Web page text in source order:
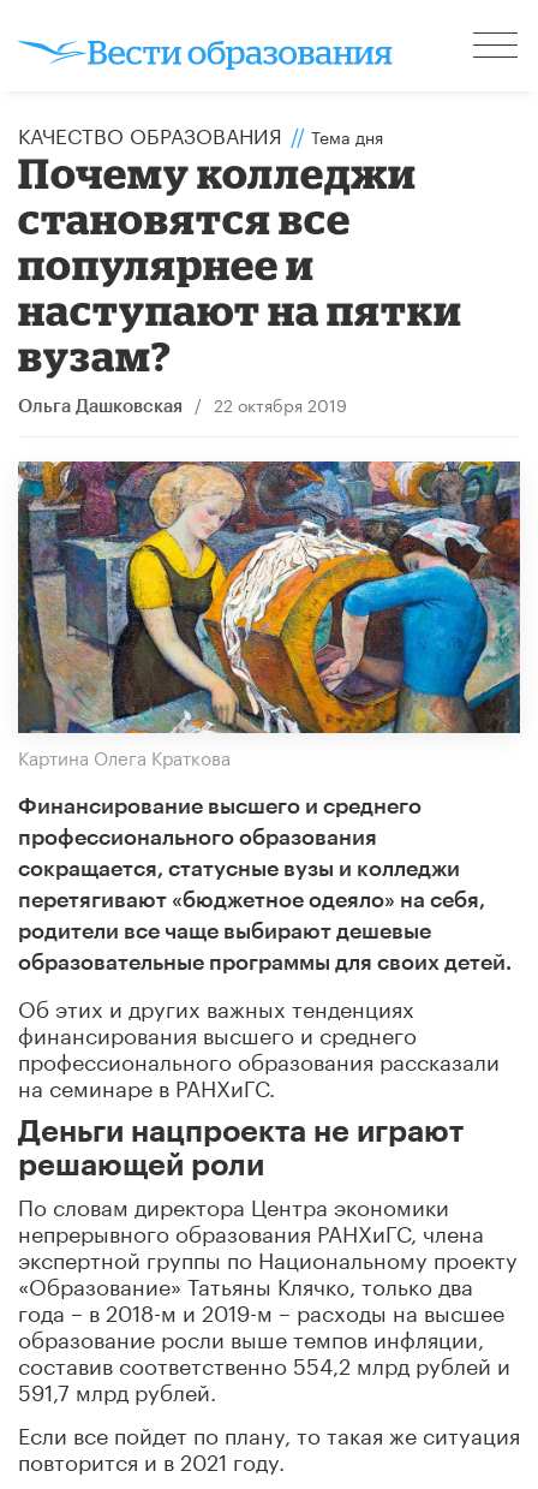
КАЧЕСТВО ОБРАЗОВАНИЯ // Тема дня
Почему колледжи
становятся все
популярнее и
наступают на пятки
вузам?
Ольга Дашковская / 22 октября 2019
Картина Олега Краткова
Финансирование высшего и среднего
профессионального образования
сокращается, статусные вузы и колледжи
перетягивают «бюджетное одеяло» на себя,
родители все чаще выбирают дешевые
образовательные программы для своих детей.
Об этих и других важных тенденциях
финансирования высшего и среднего
профессионального образования рассказали
на семинаре в РАНХиГС.
Деньги нацпроекта не играют
решающей роли
По словам директора Центра экономики
непрерывного образования РАНХиГС, члена
экспертной группы по Национальному проекту
«Образование» Татьяны Клячко, только два
года – в 2018-м и 2019-м – расходы на высшее
образование росли выше темпов инфляции,
составив соответственно 554,2 млрд рублей и
591,7 млрд рублей.
Если все пойдет по плану, то такая же ситуация
повторится и в 2021 году.